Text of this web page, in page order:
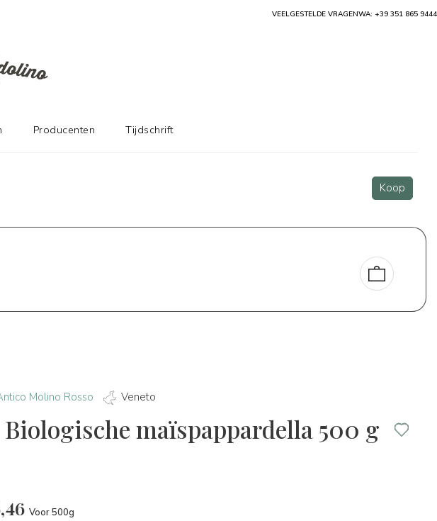
Koop
Molino Rosso Veneto
Biologische maïspappardella 500 g
Voor 500g
VEELGESTELDE VRAGENWA: +39 351 865 9444
Producenten Tijdschrift